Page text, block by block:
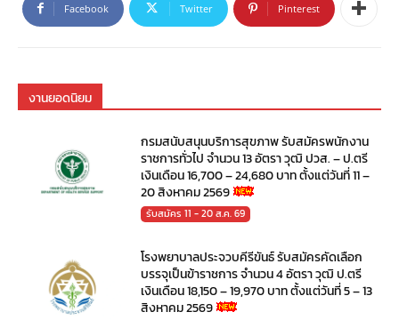
Facebook Twitter Pinterest
งานยอดนิยม
กรมสนับสนุนบริการสุขภาพ รับสมัครพนักงาน
ราชการทั่วไป จำนวน 13 อัตรา วุฒิ ปวส. – ป.ตรี
เงินเดือน 16,700 – 24,680 บาท ตั้งแต่วันที่ 11 –
20 สิงหาคม 2569
รับสมัคร 11 - 20 ส.ค. 69
โรงพยาบาลประจวบคีรีขันธ์ รับสมัครคัดเลือก
บรรจุเป็นข้าราชการ จำนวน 4 อัตรา วุฒิ ป.ตรี
เงินเดือน 18,150 – 19,970 บาท ตั้งแต่วันที่ 5 – 13
สิงหาคม 2569